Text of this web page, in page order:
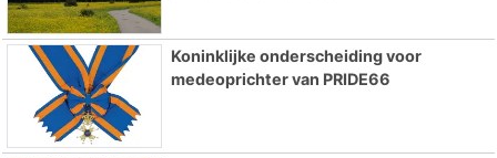
Koninklijke onderscheiding voor
medeoprichter van PRIDE66